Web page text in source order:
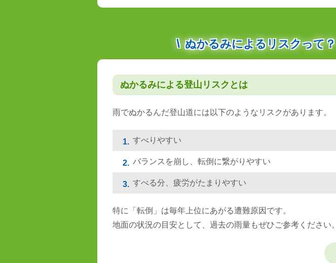
ぬかるみによるリスクって？
ぬかるみによる登山リスクとは
雨でぬかるんだ登山道には以下のようなリスクがあります。
1. すべりやすい
2. バランスを崩し、転倒に繋がりやすい
3. すべる分、疲労がたまりやすい
特に「転倒」は毎年上位にあがる遭難原因です。
地面の状況の目安として、過去の雨量もぜひご参考ください。